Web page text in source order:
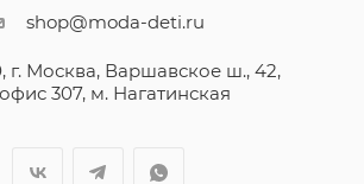
shop@moda-deti.ru
г. Москва, Варшавское ш., 42,
офис 307, м. Нагатинская